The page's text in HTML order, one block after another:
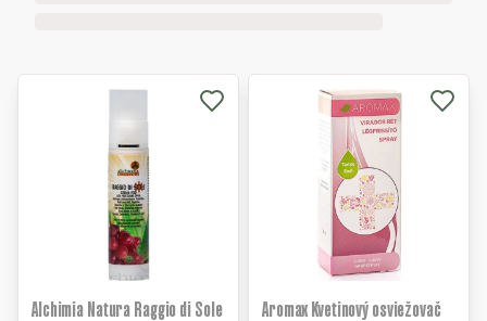
Alchimia Natura Raggio di Sole
Aromax Kvetinový osviežovač